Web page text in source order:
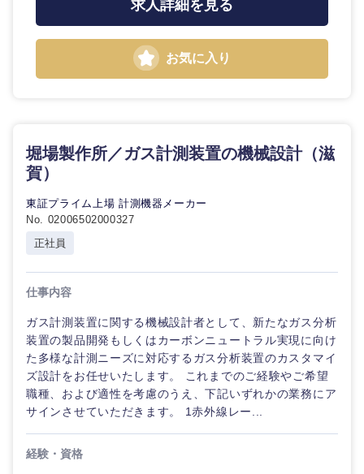
甲信越・北陸
石川県 福井県
求人詳細を見る
お気に入り
堀場製作所／ガス計測装置の機械設計（滋
賀）
東証プライム上場 計測機器メーカー
No. 02006502000327
正社員
仕事内容
ガス計測装置に関する機械設計者として、新たなガス分析
装置の製品開発もしくはカーボンニュートラル実現に向け
た多様な計測ニーズに対応するガス分析装置のカスタマイ
ズ設計をお任せいたします。 これまでのご経験やご希望
職種、および適性を考慮のうえ、下記いずれかの業務にア
サインさせていただきます。 1赤外線レー...
経験・資格